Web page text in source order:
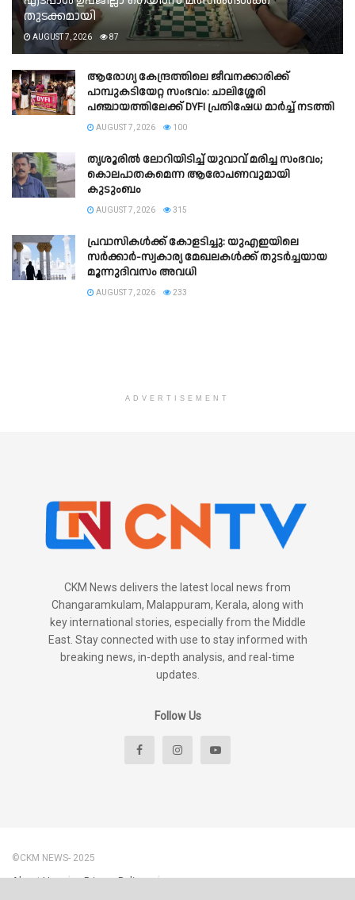
തുടക്കമായി
AUGUST 7, 2026 87
ആരോഗ്യ കേന്ദ്രത്തിലെ ജീവനക്കാരിക്ക്
പാമ്പുകടിയേറ്റ സംഭവം: ചാലിശ്ശേരി
പഞ്ചായത്തിലേക്ക് DYFI പ്രതിഷേധ മാർച്ച് നടത്തി​
AUGUST 7, 2026 100
തൃശൂരിൽ ലോറിയിടിച്ച് യുവാവ് മരിച്ച സംഭവം;
കൊലപാതകമെന്ന ആരോപണവുമായി
കുടുംബം
AUGUST 7, 2026 315
പ്രവാസികൾക്ക് കോളടിച്ചു: യുഎഇയിലെ
സർക്കാർ-സ്വകാര്യ മേഖലകൾക്ക് തുടർച്ചയായ
മൂന്നുദിവസം അവധി
AUGUST 7, 2026 233
ADVERTISEMENT
CKM News delivers the latest local news from
Changaramkulam, Malappuram, Kerala, along with
key international stories, especially from the Middle
East. Stay connected with use to stay informed with
breaking news, in-depth analysis, and real-time
updates.
Follow Us
©CKM NEWS- 2025
About Us
Privacy Policy